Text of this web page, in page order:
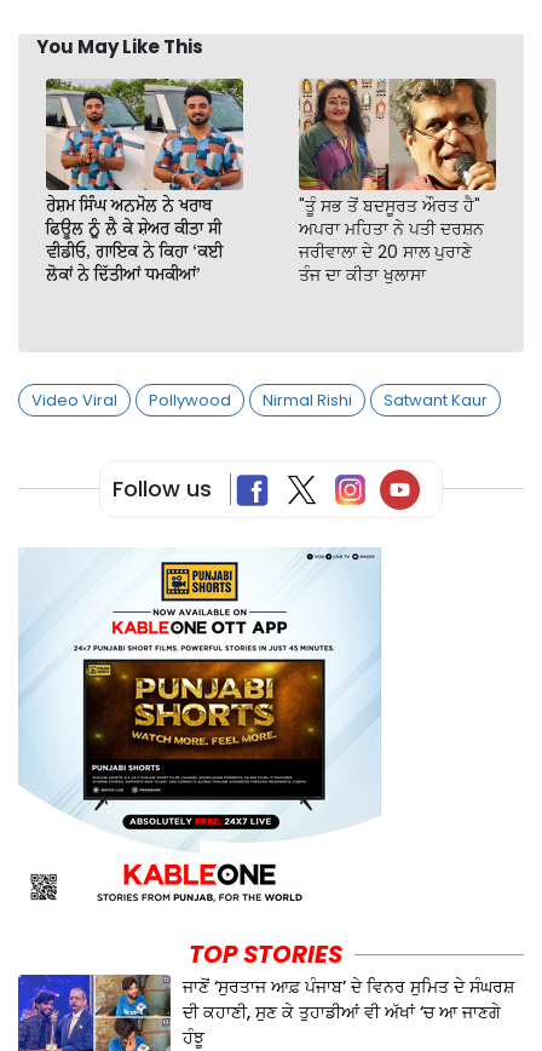
You May Like This
ਰੇਸ਼ਮ ਸਿੰਘ ਅਨਮੋਲ ਨੇ ਖਰਾਬ
ਫਿਊਲ ਨੂੰ ਲੈ ਕੇ ਸ਼ੇਅਰ ਕੀਤਾ ਸੀ
ਵੀਡੀਓ, ਗਾਇਕ ਨੇ ਕਿਹਾ ‘ਕਈ
ਲੋਕਾਂ ਨੇ ਦਿੱਤੀਆਂ ਧਮਕੀਆਂ’
"ਤੂੰ ਸਭ ਤੋਂ ਬਦਸੂਰਤ ਔਰਤ ਹੈ"
ਅਪਰਾ ਮਹਿਤਾ ਨੇ ਪਤੀ ਦਰਸ਼ਨ
ਜਰੀਵਾਲਾ ਦੇ 20 ਸਾਲ ਪੁਰਾਣੇ
ਤੰਜ ਦਾ ਕੀਤਾ ਖੁਲਾਸਾ
Video Viral Pollywood Nirmal Rishi Satwant Kaur
Follow us
TOP STORIES
ਜਾਣੋਂ ‘ਸੁਰਤਾਜ ਆਫ਼ ਪੰਜਾਬ’ ਦੇ ਵਿਨਰ ਸੁਮਿਤ ਦੇ ਸੰਘਰਸ਼
ਦੀ ਕਹਾਣੀ, ਸੁਣ ਕੇ ਤੁਹਾਡੀਆਂ ਵੀ ਅੱਖਾਂ ‘ਚ ਆ ਜਾਣਗੇ
ਹੰਝੂ